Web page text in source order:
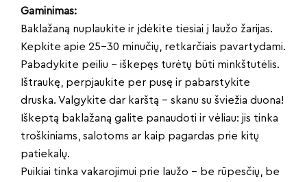
Gaminimas:
Baklažaną nuplaukite ir įdėkite tiesiai į laužo žarijas.
Kepkite apie 25–30 minučių, retkarčiais pavartydami.
Pabadykite peiliu – iškepęs turėtų būti minkštutėlis.
Ištraukę, perpjaukite per pusę ir pabarstykite
druska. Valgykite dar karštą – skanu su šviežia duona!
Iškeptą baklažaną galite panaudoti ir vėliau: jis tinka
troškiniams, salotoms ar kaip pagardas prie kitų
patiekalų.
Puikiai tinka vakarojimui prie laužo – be rūpesčių, be